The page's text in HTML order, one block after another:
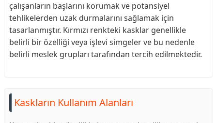
çalışanların başlarını korumak ve potansiyel
tehlikelerden uzak durmalarını sağlamak için
tasarlanmıştır. Kırmızı renkteki kasklar genellikle
belirli bir özelliği veya işlevi simgeler ve bu nedenle
belirli meslek grupları tarafından tercih edilmektedir.
Kaskların Kullanım Alanları